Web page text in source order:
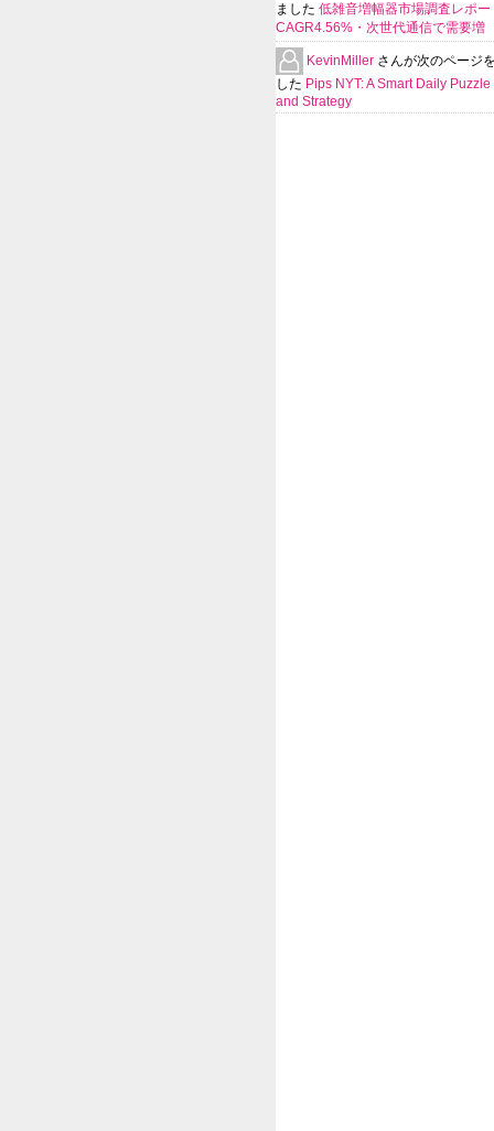
ました 低雑音増幅器市場調査レポー
CAGR4.56%・次世代通信で需要増
KevinMiller さんが次のページ
した Pips NYT: A Smart Daily
and Strategy